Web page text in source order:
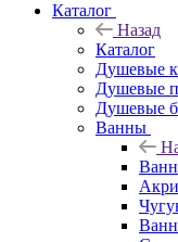
Каталог
Назад
Каталог
Душевые
Душевые
Душевые
Ванны